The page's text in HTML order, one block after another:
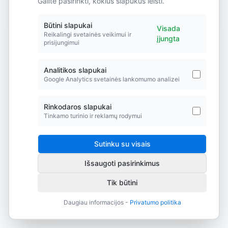
Būtini slapukai
Reikalingi svetainės veikimui ir
prisijungimui
Visada
įjungta
Analitikos slapukai
Google Analytics svetainės lankomumo analizei
Rinkodaros slapukai
Tinkamo turinio ir reklamų rodymui
Sutinku su visais
Išsaugoti pasirinkimus
Tik būtini
Daugiau informacijos - Privatumo politika